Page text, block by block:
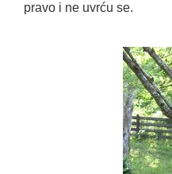
pravo i ne uvrću se.